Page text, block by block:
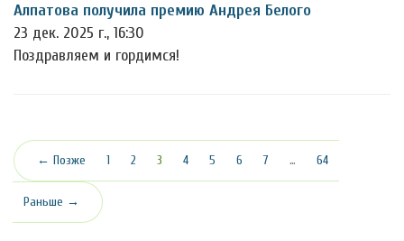
Алпатова получила премию Андрея Белого
23 дек. 2025 г., 16:30
Поздравляем и гордимся!
← Позже 1 2 3 (текущая)
4 5 6 7 … 64
Раньше →